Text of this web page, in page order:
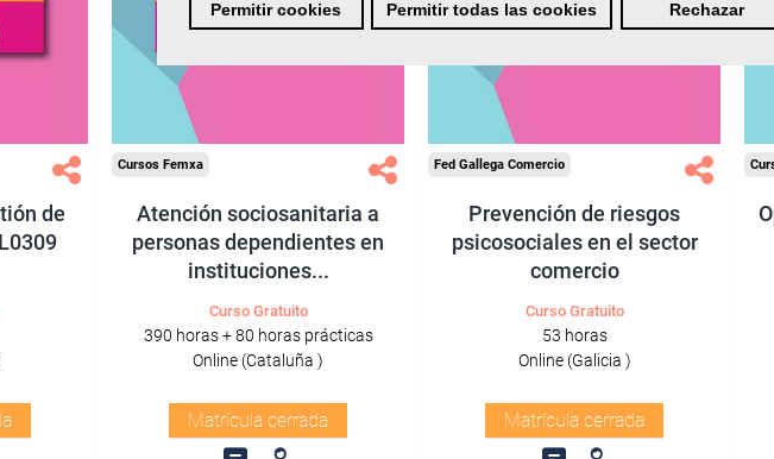
Permitir cookies Permitir todas las cookies Rechazar
de
Cursos Femxa
Atención sociosanitaria a
personas dependientes en
instituciones...
Curso Gratuito
390 horas + 80 horas prácticas
Online (Cataluña )
Matrícula cerrada
Fed Gallega Comercio
Prevención de riesgos
psicosociales en el sector
comercio
Curso Gratuito
53 horas
Online (Galicia )
Matrícula cerrada